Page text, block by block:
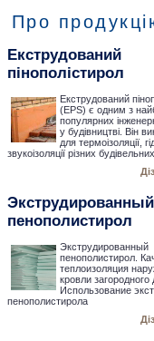
Про
Екструдований
пінополістирол
Екструдований
(EPS) є одним з
популярних
у будівництві. Він
для термоізоляції,
звукоізоляції різних
Экструдированный
пенополистирол
Экструдированный
пенополистирол.
теплоизоляция
кровли загородного
Использование
пенополистирола